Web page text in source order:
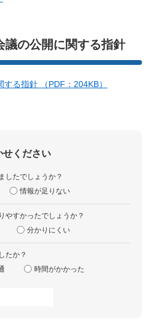
議の公開に関する指針
る指針 （PDF：204KB）
せください
したでしょうか？
情報が足りない
やすかったでしょうか？
分かりにくい
たか？
時間がかかった